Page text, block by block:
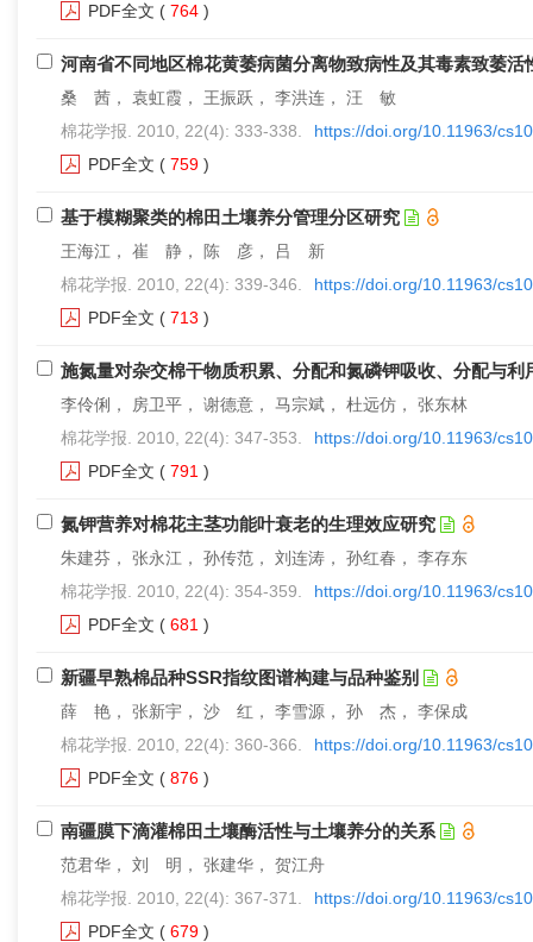
PDF全文 ( 764 )
河南省不同地区棉花黄萎病菌分离物致病性及其毒素致萎活
桑 茜， 袁虹霞， 王振跃， 李洪连， 汪 敏
棉花学报. 2010, 22(4): 333-338.
https://doi.org/10.11963/
PDF全文 ( 759 )
基于模糊聚类的棉田土壤养分管理分区研究
王海江， 崔 静， 陈 彦， 吕 新
棉花学报. 2010, 22(4): 339-346.
https://doi.org/10.11963/
PDF全文 ( 713 )
施氮量对杂交棉干物质积累、分配和氮磷钾吸收、分配与利
李伶俐， 房卫平， 谢德意， 马宗斌， 杜远仿， 张东林
棉花学报. 2010, 22(4): 347-353.
https://doi.org/10.11963/
PDF全文 ( 791 )
氮钾营养对棉花主茎功能叶衰老的生理效应研究
朱建芬， 张永江， 孙传范， 刘连涛， 孙红春， 李存东
棉花学报. 2010, 22(4): 354-359.
https://doi.org/10.11963/
PDF全文 ( 681 )
新疆早熟棉品种SSR指纹图谱构建与品种鉴别
薛 艳， 张新宇， 沙 红， 李雪源， 孙 杰， 李保成
棉花学报. 2010, 22(4): 360-366.
https://doi.org/10.11963/
PDF全文 ( 876 )
南疆膜下滴灌棉田土壤酶活性与土壤养分的关系
范君华， 刘 明， 张建华， 贺江舟
棉花学报. 2010, 22(4): 367-371.
https://doi.org/10.11963/
PDF全文 ( 679 )